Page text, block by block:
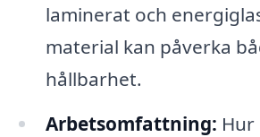
laminerat och
material kan påverka
hållbarhet.
Arbetsomfattning: Hur